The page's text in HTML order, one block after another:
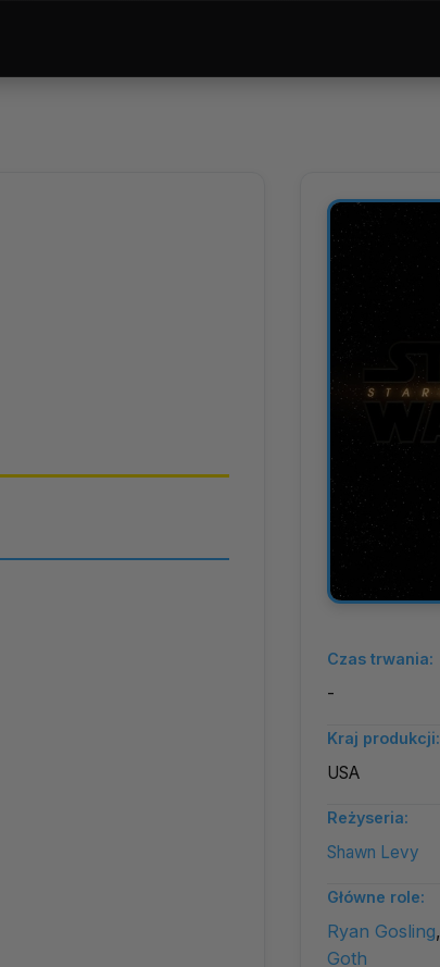
Czas trwania:
-
Kraj produkcji:
USA
Reżyseria:
Shawn Levy
Główne role:
Ryan Gosling,
Goth